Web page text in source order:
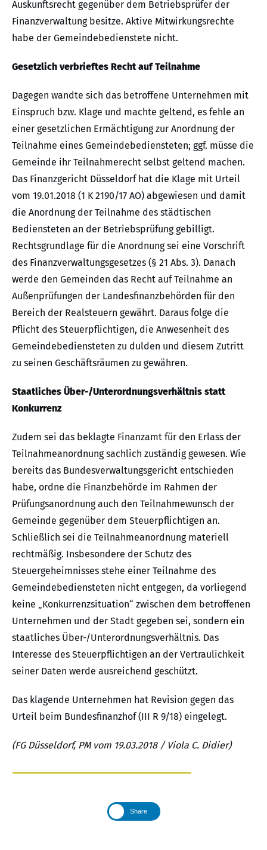
Auskunftsrecht gegenüber dem Betriebsprüfer der
Finanzverwaltung besitze. Aktive Mitwirkungsrechte
habe der Gemeindebedienstete nicht.
Gesetzlich verbrieftes Recht auf Teilnahme
Dagegen wandte sich das betroffene Unternehmen mit
Einspruch bzw. Klage und machte geltend, es fehle an
einer gesetzlichen Ermächtigung zur Anordnung der
Teilnahme eines Gemeindebediensteten; ggf. müsse die
Gemeinde ihr Teilnahmerecht selbst geltend machen.
Das Finanzgericht Düsseldorf hat die Klage mit Urteil
vom 19.01.2018 (1 K 2190/17 AO) abgewiesen und damit
die Anordnung der Teilnahme des städtischen
Bediensteten an der Betriebsprüfung gebilligt.
Rechtsgrundlage für die Anordnung sei eine Vorschrift
des Finanzverwaltungsgesetzes (§ 21 Abs. 3). Danach
werde den Gemeinden das Recht auf Teilnahme an
Außenprüfungen der Landesfinanzbehörden für den
Bereich der Realsteuern gewährt. Daraus folge die
Pflicht des Steuerpflichtigen, die Anwesenheit des
Gemeindebediensteten zu dulden und diesem Zutritt
zu seinen Geschäftsräumen zu gewähren.
Staatliches Über-/Unterordnungsverhältnis statt
Konkurrenz
Zudem sei das beklagte Finanzamt für den Erlass der
Teilnahmeanordnung sachlich zuständig gewesen. Wie
bereits das Bundesverwaltungsgericht entschieden
habe, ordne die Finanzbehörde im Rahmen der
Prüfungsanordnung auch den Teilnahmewunsch der
Gemeinde gegenüber dem Steuerpflichtigen an.
Schließlich sei die Teilnahmeanordnung materiell
rechtmäßig. Insbesondere der Schutz des
Steuergeheimnisses stehe einer Teilnahme des
Gemeindebediensteten nicht entgegen, da vorliegend
keine „Konkurrenzsituation“ zwischen dem betroffenen
Unternehmen und der Stadt gegeben sei, sondern ein
staatliches Über-/Unterordnungsverhältnis. Das
Interesse des Steuerpflichtigen an der Vertraulichkeit
seiner Daten werde ausreichend geschützt.
Das klagende Unternehmen hat Revision gegen das
Urteil beim Bundesfinanzhof (III R 9/18) eingelegt.
(FG Düsseldorf, PM vom 19.03.2018 / Viola C. Didier)
Share